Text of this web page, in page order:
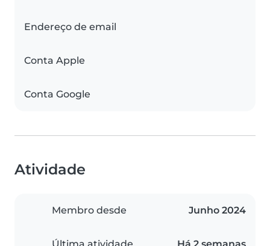
Endereço de email
Conta Apple
Conta Google
Atividade
Membro desde Junho 2024